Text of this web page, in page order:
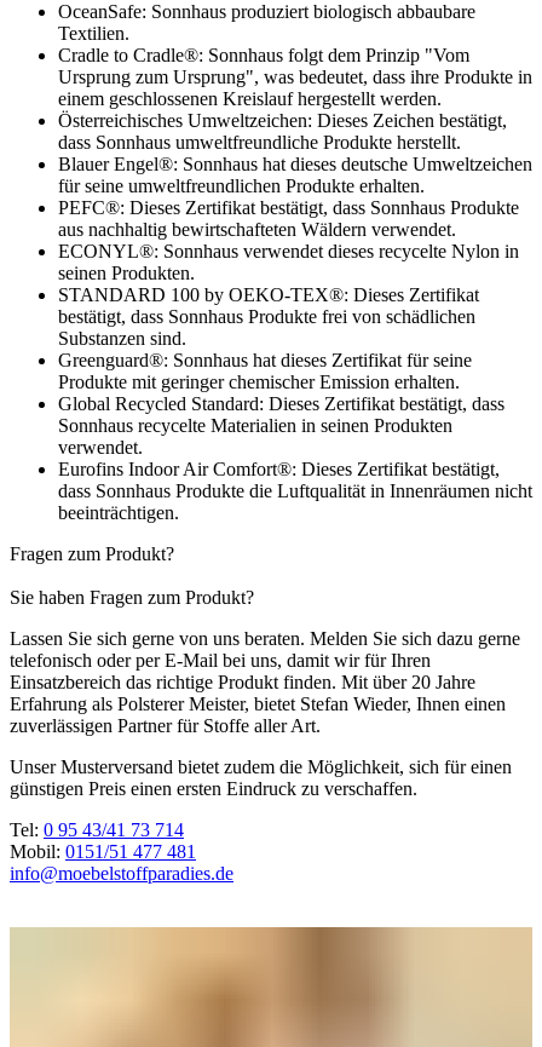
OceanSafe: Sonnhaus produziert biologisch abbaubare
Textilien.
Cradle to Cradle®: Sonnhaus folgt dem Prinzip "Vom
Ursprung zum Ursprung", was bedeutet, dass ihre Produkte in
einem geschlossenen Kreislauf hergestellt werden.
Österreichisches Umweltzeichen: Dieses Zeichen bestätigt,
dass Sonnhaus umweltfreundliche Produkte herstellt.
Blauer Engel®: Sonnhaus hat dieses deutsche Umweltzeichen
für seine umweltfreundlichen Produkte erhalten.
PEFC®: Dieses Zertifikat bestätigt, dass Sonnhaus Produkte
aus nachhaltig bewirtschafteten Wäldern verwendet.
ECONYL®: Sonnhaus verwendet dieses recycelte Nylon in
seinen Produkten.
STANDARD 100 by OEKO-TEX®: Dieses Zertifikat
bestätigt, dass Sonnhaus Produkte frei von schädlichen
Substanzen sind.
Greenguard®: Sonnhaus hat dieses Zertifikat für seine
Produkte mit geringer chemischer Emission erhalten.
Global Recycled Standard: Dieses Zertifikat bestätigt, dass
Sonnhaus recycelte Materialien in seinen Produkten
verwendet.
Eurofins Indoor Air Comfort®: Dieses Zertifikat bestätigt,
dass Sonnhaus Produkte die Luftqualität in Innenräumen nicht
beeinträchtigen.
Fragen zum Produkt?
Sie haben Fragen zum Produkt?
Lassen Sie sich gerne von uns beraten. Melden Sie sich dazu gerne
telefonisch oder per E-Mail bei uns, damit wir für Ihren
Einsatzbereich das richtige Produkt finden. Mit über 20 Jahre
Erfahrung als Polsterer Meister, bietet Stefan Wieder, Ihnen einen
zuverlässigen Partner für Stoffe aller Art.
Unser Musterversand bietet zudem die Möglichkeit, sich für einen
günstigen Preis einen ersten Eindruck zu verschaffen.
Tel: 0 95 43/41 73 714
Mobil: 0151/51 477 481
info@moebelstoffparadies.de